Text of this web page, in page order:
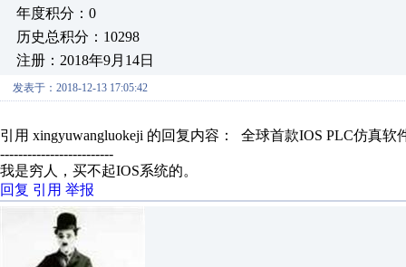
年度积分：0
历史总积分：10298
注册：2018年9月14日
发表于：2018-12-13 17:05:42
引用 xingyuwangluokeji 的回复内容： 全球首款IOS PLC仿真软
-------------------------
我是穷人，买不起IOS系统的。
回复 引用 举报